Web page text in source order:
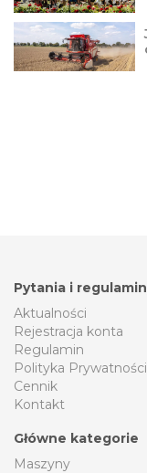
Pytania i
Aktualności
Rejestracja konta
Regulamin
Polityka Prywatności
Cennik
Kontakt
Główne kategorie
Maszyny